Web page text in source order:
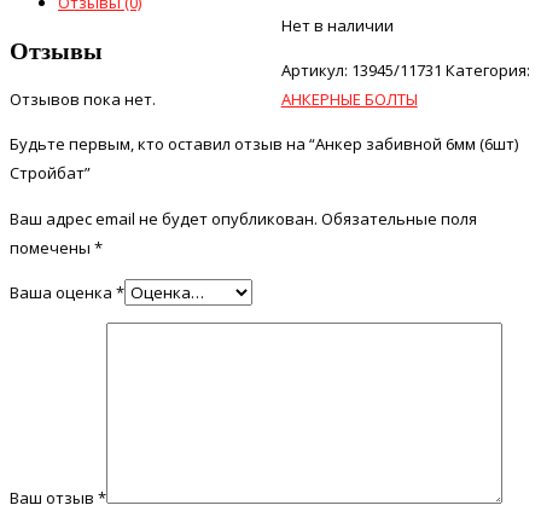
Нет в наличии
Артикул: 13945/11731 Категория:
АНКЕРНЫЕ БОЛТЫ
Отзывы
Отзывов пока нет.
Будьте первым, кто оставил отзыв на “Анкер забивной 6мм (6шт)
Стройбат”
Ваш адрес email не будет опубликован. Обязательные поля
помечены *
Ваша оценка *
Ваш отзыв *